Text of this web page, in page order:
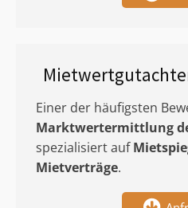
Einer der häufigsten
Marktwertermittlung
spezialisiert auf
Mietverträge.